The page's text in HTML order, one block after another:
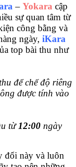
– Yokara cập
sự quan tâm từ
công bằng và
ngày, iKara
top bài thu như
để chế độ riêng
được tính vào
từ 12:00 ngày
đổi này và luôn